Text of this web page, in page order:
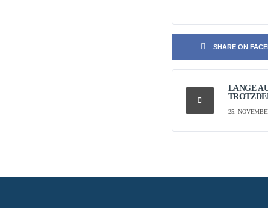
SHARE ON
LANGE
25.